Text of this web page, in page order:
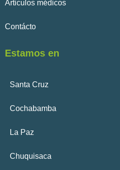
Articulos médicos
Contácto
Estamos en
Santa Cruz
Cochabamba
La Paz
Chuquisaca